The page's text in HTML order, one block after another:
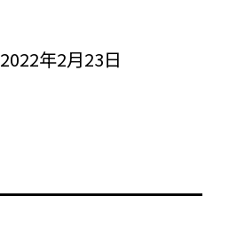
年2月23日